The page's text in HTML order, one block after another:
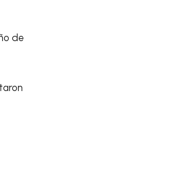
de